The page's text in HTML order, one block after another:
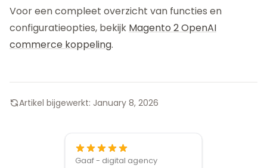
Voor een compleet overzicht van functies en
configuratieopties, bekijk Magento 2 OpenAI
commerce koppeling.
Artikel bijgewerkt: January 8, 2026
Gaaf - digital agency